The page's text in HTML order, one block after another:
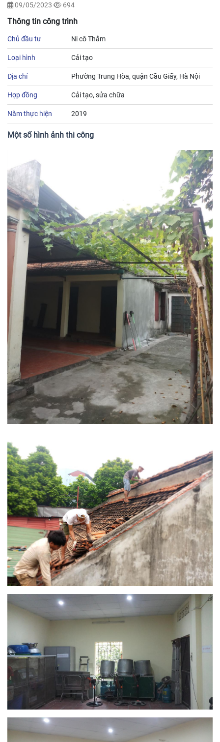
09/05/2023 694
Thông tin công trình
Chủ đầu tư Ni cô Thắm
Loại hình Cải tạo
Địa chỉ Phường Trung Hòa, quận Cầu Giấy, Hà Nội
Hợp đồng Cải tạo, sửa chữa
Năm thực hiện 2019
Một số hình ảnh thi công